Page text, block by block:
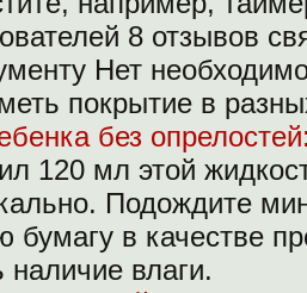
8 отзывов
Нет
покрытие в
без
120 мл этой
Подождите
бумагу в качестве
влаги.